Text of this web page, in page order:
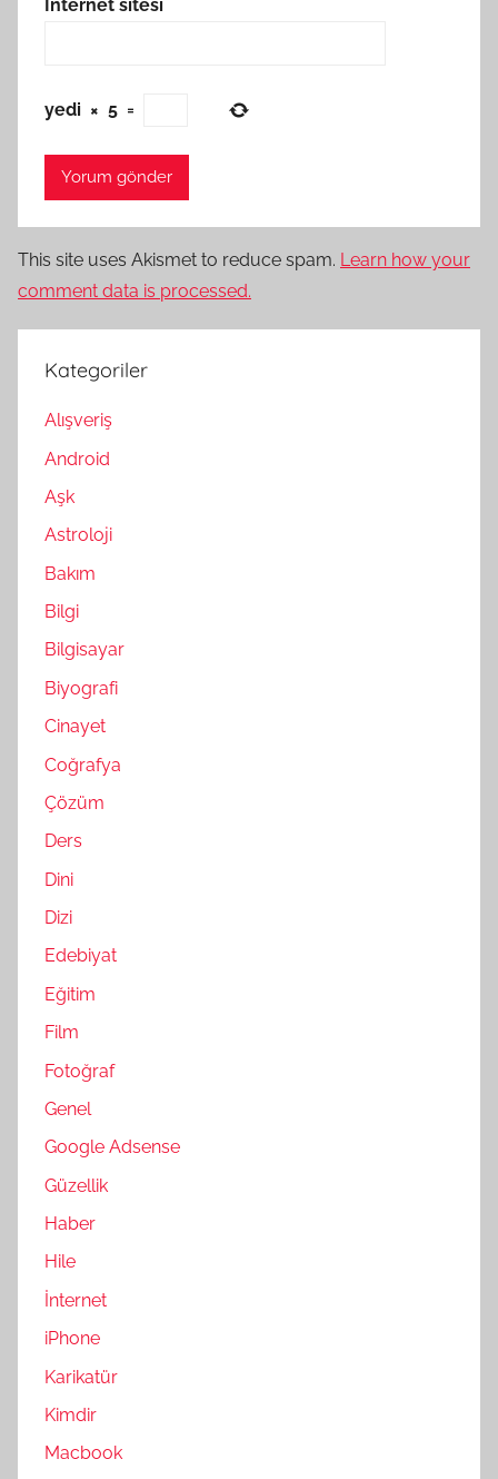
İnternet sitesi
yedi × 5 =
This site uses Akismet to reduce spam. Learn how your
comment data is processed.
Kategoriler
Alışveriş
Android
Aşk
Astroloji
Bakım
Bilgi
Bilgisayar
Biyografi
Cinayet
Coğrafya
Çözüm
Ders
Dini
Dizi
Edebiyat
Eğitim
Film
Fotoğraf
Genel
Google Adsense
Güzellik
Haber
Hile
İnternet
iPhone
Karikatür
Kimdir
Macbook